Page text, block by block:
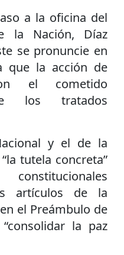
a la oficina del
la Nación, Díaz
se pronuncie en
que la acción de
el cometido
los tratados
y el de la
tutela concreta”
artículos de la
el Preámbulo de
la paz